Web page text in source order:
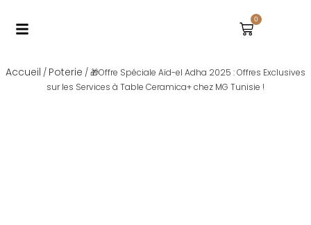
0
Accueil / Poterie / 🎁Offre Spéciale Aïd-el Adha 2025 : Offres Exclusives
sur les Services à Table Ceramica+ chez MG Tunisie !